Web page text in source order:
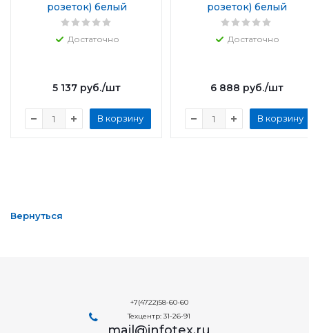
розеток) белый
Достаточно
5 137 руб./шт
В корзину
розеток) белый
Достаточно
6 888 руб./шт
В корзину
Вернуться
+7(4722)58-60-60
Техцентр: 31-26-91